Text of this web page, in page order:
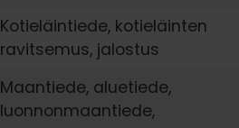
Kotieläintiede, kotieläinten
ravitsemus, jalostus
Maantiede, aluetiede,
luonnonmaantiede,